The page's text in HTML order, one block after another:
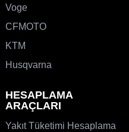
Voge
CFMOTO
KTM
Husqvarna
HESAPLAMA
ARAÇLARI
Yakıt Tüketimi Hesaplama